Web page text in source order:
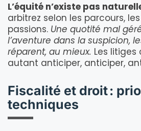
L’équité n’existe pas
arbitrez selon les parcours,
passions. Une quotité mal
l’aventure dans la suspicion,
réparent, au mieux. Les litiges
autant anticiper, anticiper,
Fiscalité et droit :
techniques